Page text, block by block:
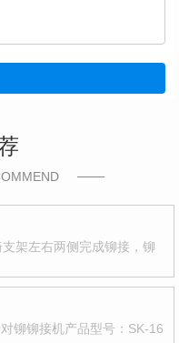
架左右两侧完成铆接，铆
铆铆接机产品型号：SK-16